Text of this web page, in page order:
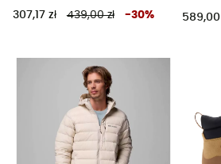
307,17 zł 439,00 zł -30% 589,00